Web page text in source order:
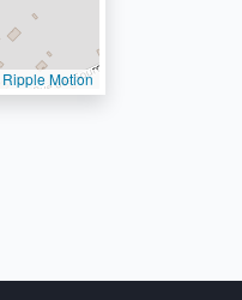
Ripple Motion